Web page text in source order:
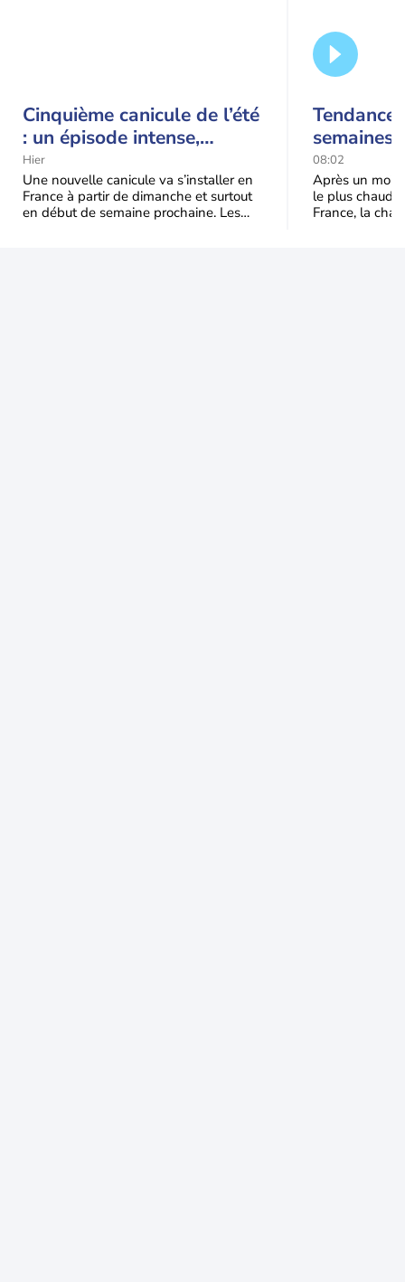
Cinquième canicule de l’été
: un épisode intense,
durable et étendu la
semaine prochaine
Hier
Une nouvelle canicule va s’installer en
France à partir de dimanche et surtout
en début de semaine prochaine. Les
Tendance
semaines
septembre
08:02
Après un
le plus chaud
France, la